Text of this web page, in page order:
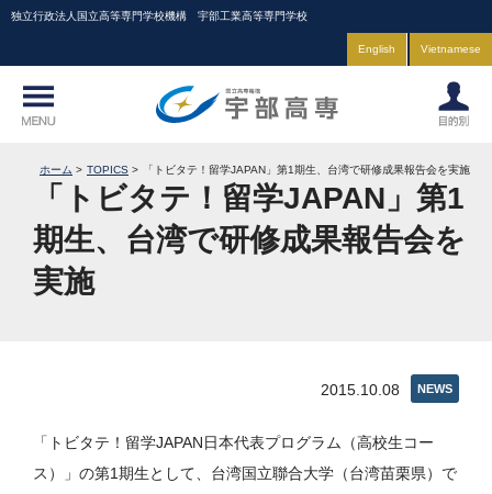
独立行政法人国立高等専門学校機構 宇部工業高等専門学校
English Vietnamese
ホーム TOPICS 「トビタテ！留学JAPAN」第1期生、台湾で研修成果報告会を実施
「トビタテ！留学JAPAN」第1
期生、台湾で研修成果報告会を
実施
NEWS
2015.10.08
「トビタテ！留学JAPAN日本代表プログラム（高校生コー
ス）」の第1期生として、台湾国立聯合大学（台湾苗栗県）で